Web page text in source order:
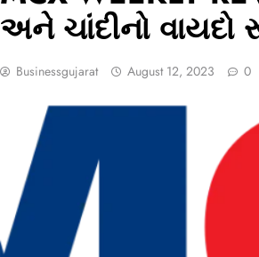
અને ચાંદીનો
Businessgujarat August 12, 2023 0